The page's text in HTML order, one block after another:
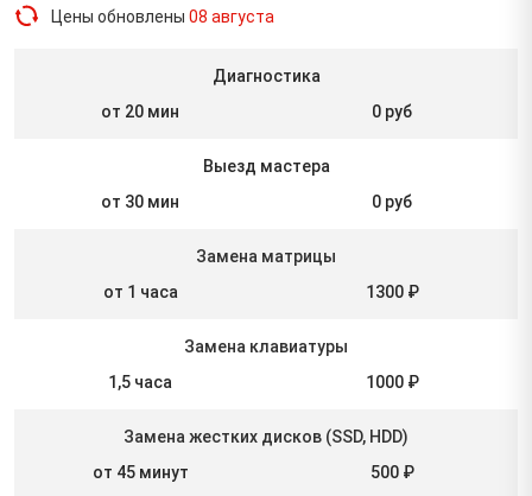
Цены обновлены 08 августа
Диагностика
от 20 мин
0 руб
Выезд мастера
от 30 мин
0 руб
Замена матрицы
от 1 часа
1300 ₽
Замена клавиатуры
1,5 часа
1000 ₽
Замена жестких дисков (SSD, HDD)
от 45 минут
500 ₽